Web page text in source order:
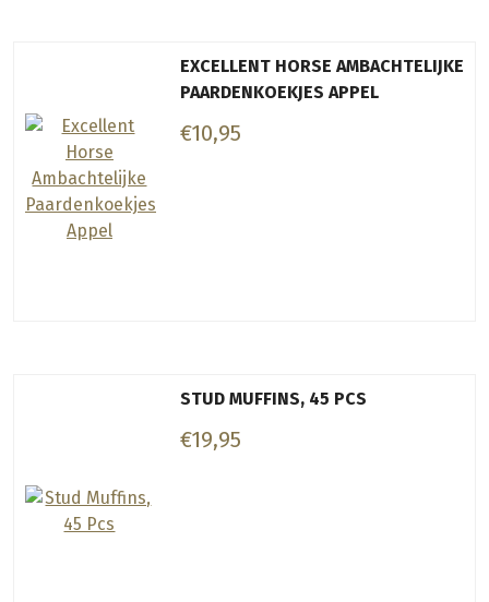
EXCELLENT HORSE AMBACHTELIJKE
PAARDENKOEKJES APPEL
€10,95
STUD MUFFINS, 45 PCS
€19,95